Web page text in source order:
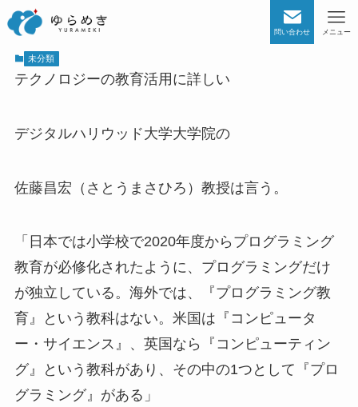
問い合わせ メニュー
未分類
テクノロジーの教育活用に詳しい
デジタルハリウッド大学大学院の
佐藤昌宏（さとうまさひろ）教授は言う。
「日本では小学校で2020年度からプログラミング
教育が必修化されたように、プログラミングだけ
が独立している。海外では、『プログラミング教
育』という教科はない。米国は『コンピュータ
ー・サイエンス』、英国なら『コンピューティン
グ』という教科があり、その中の1つとして『プロ
グラミング』がある」